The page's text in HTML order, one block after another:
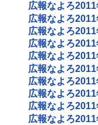
広報なよろ2011
広報なよろ2011
広報なよろ2011
広報なよろ2011
広報なよろ2011
広報なよろ2011
広報なよろ2011
広報なよろ2011
広報なよろ2011
広報なよろ2011